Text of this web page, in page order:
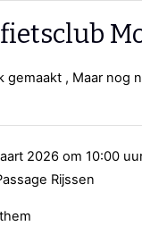
RSS
gemaakt , Maar nog
2026 om 10:00
Rijssen